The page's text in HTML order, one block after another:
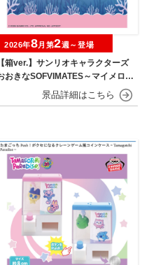
【箱ver.】サンリオキャラクターズ
おきなSOFVIMATES～マイメロデ
ィ マーメイドver. ～
2026年8月第2週～登場